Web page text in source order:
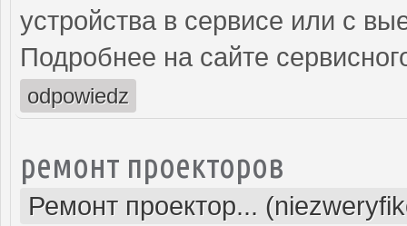
устройства в сервисе или с
Подробнее на сайте
odpowiedz
ремонт проекторов
Ремонт проектор...